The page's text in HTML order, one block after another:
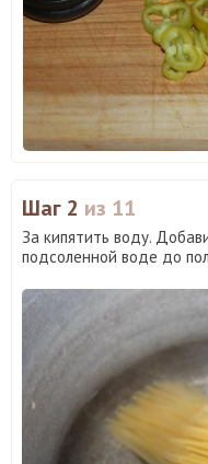
Шаг 2 из 11
За кипятить воду.
подсоленной воде до